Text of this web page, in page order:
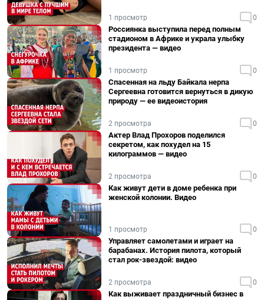
1 просмотр 0
Россиянка выступила перед полным
стадионом в Африке и украла улыбку
президента — видео
1 просмотр 0
Спасенная на льду Байкала нерпа
Сергеевна готовится вернуться в дикую
природу — ее видеоистория
2 просмотра 0
Актер Влад Прохоров поделился
секретом, как похудел на 15
килограммов — видео
2 просмотра 0
Как живут дети в доме ребенка при
женской колонии. Видео
1 просмотр 0
Управляет самолетами и играет на
барабанах. История пилота, который
стал рок-звездой: видео
2 просмотра 0
Как выживает праздничный бизнес в